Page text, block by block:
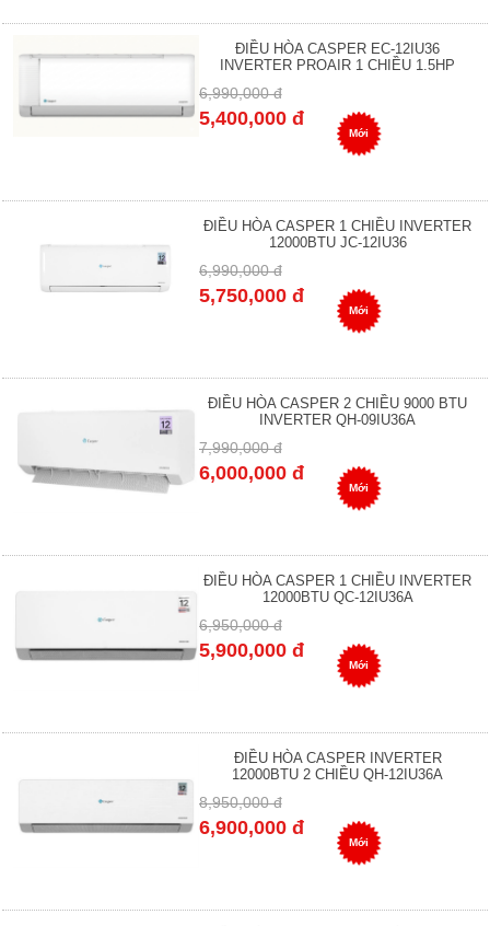
ĐIỀU HÒA CASPER EC-12IU36
INVERTER PROAIR 1 CHIỀU 1.5HP
6,990,000 đ
5,400,000 đ
Mới
ĐIỀU HÒA CASPER 1 CHIỀU INVERTER
12000BTU JC-12IU36
6,990,000 đ
5,750,000 đ
Mới
ĐIỀU HÒA CASPER 2 CHIỀU 9000 BTU
INVERTER QH-09IU36A
7,990,000 đ
6,000,000 đ
Mới
ĐIỀU HÒA CASPER 1 CHIỀU INVERTER
12000BTU QC-12IU36A
6,950,000 đ
5,900,000 đ
Mới
ĐIỀU HÒA CASPER INVERTER
12000BTU 2 CHIỀU QH-12IU36A
8,950,000 đ
6,900,000 đ
Mới